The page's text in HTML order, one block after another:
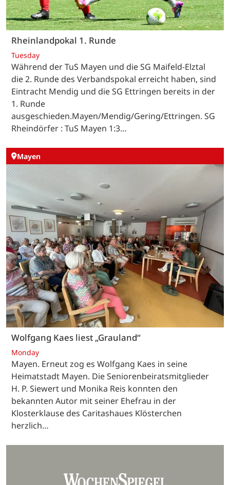
Rheinlandpokal 1. Runde
Tuesday
Während der TuS Mayen und die SG Maifeld-Elztal
die 2. Runde des Verbandspokal erreicht haben, sind
Eintracht Mendig und die SG Ettringen bereits in der
1. Runde
ausgeschieden.Mayen/Mendig/Gering/Ettringen. SG
Rheindörfer : TuS Mayen 1:3…
Mayen
Wolfgang Kaes liest „Grauland“
Monday
Mayen. Erneut zog es Wolfgang Kaes in seine
Heimatstadt Mayen. Die Seniorenbeiratsmitglieder
H. P. Siewert und Monika Reis konnten den
bekannten Autor mit seiner Ehefrau in der
Klosterklause des Caritashaues Klösterchen
herzlich…